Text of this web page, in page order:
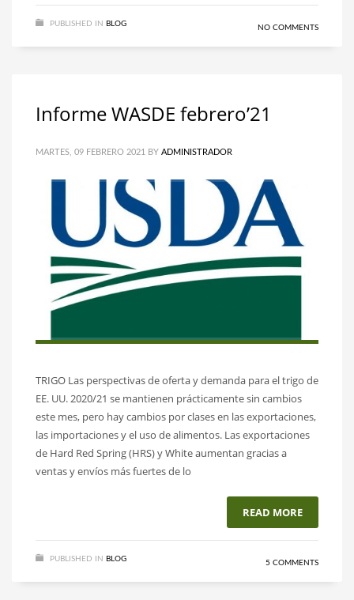
PUBLISHED IN BLOG NO COMMENTS
Informe WASDE febrero’21
MARTES, 09 FEBRERO 2021 BY ADMINISTRADOR
TRIGO Las perspectivas de oferta y demanda para el trigo de
EE. UU. 2020/21 se mantienen prácticamente sin cambios
este mes, pero hay cambios por clases en las exportaciones,
las importaciones y el uso de alimentos. Las exportaciones
de Hard Red Spring (HRS) y White aumentan gracias a
ventas y envíos más fuertes de lo
READ MORE
PUBLISHED IN BLOG 5 COMMENTS